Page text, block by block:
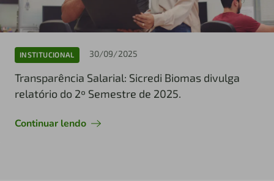
INSTITUCIONAL 30/09/2025
Transparência Salarial: Sicredi Biomas divulga
relatório do 2º Semestre de 2025.
Continuar lendo